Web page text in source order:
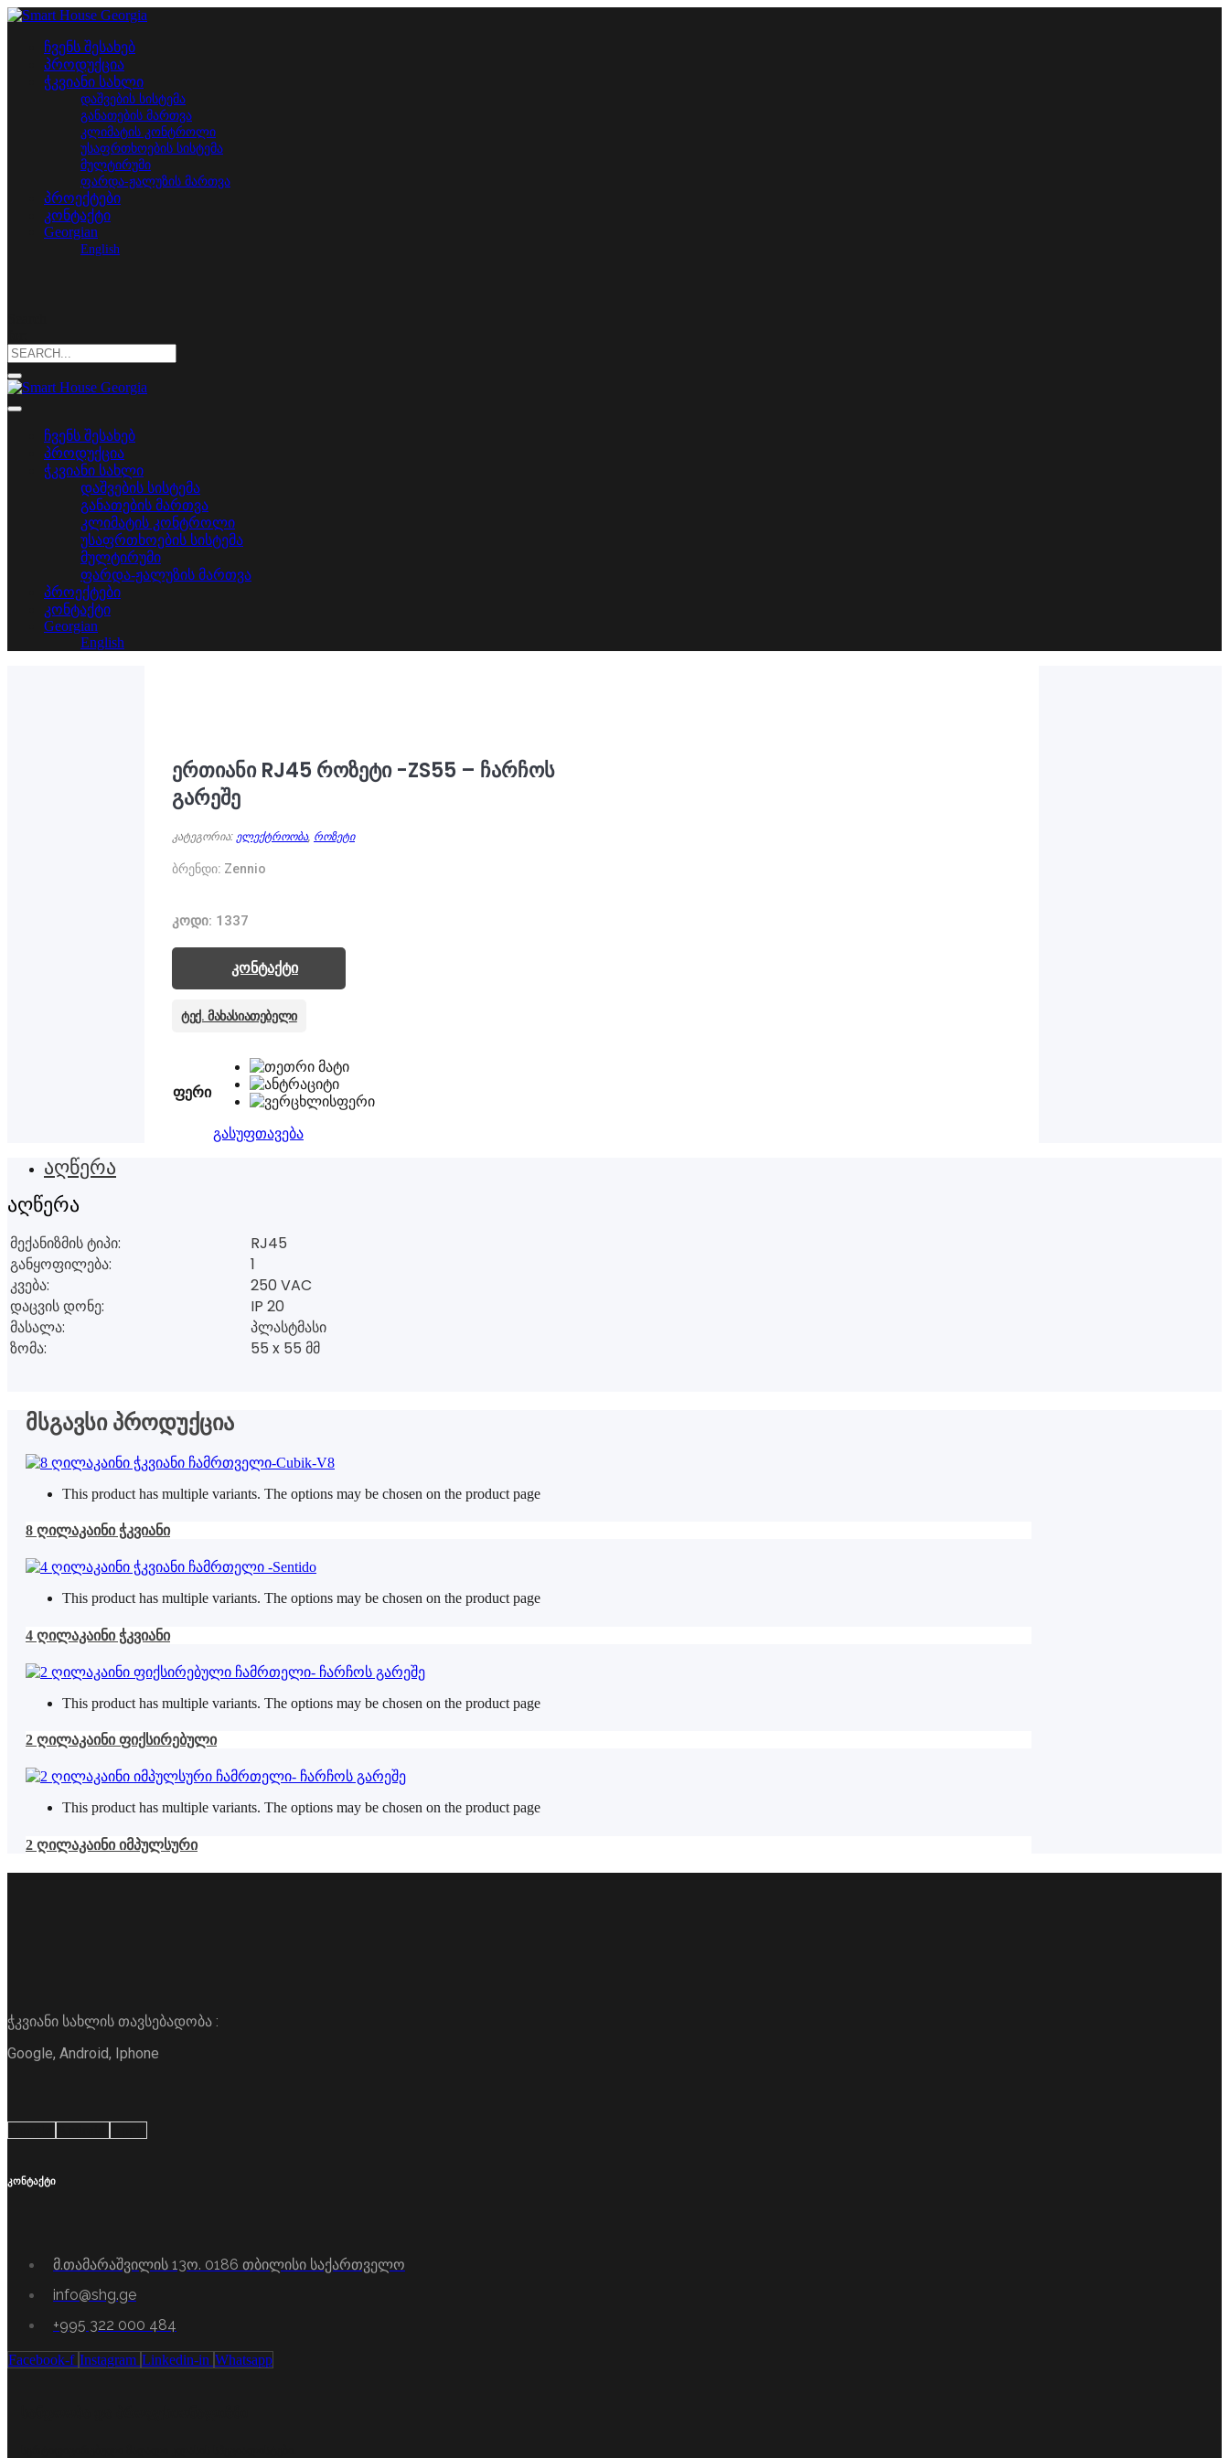
ჩვენს შესახებ
პროდუქცია
ჭკვიანი სახლი
დაშვების სისტემა
განათების მართვა
კლიმატის კონტროლი
უსაფრთხოების სისტემა
მულტირუმი
ფარდა-ჟალუზის მართვა
პროექტები
კონტაქტი
Georgian
English
ჩვენს შესახებ
პროდუქცია
ჭკვიანი სახლი
დაშვების სისტემა
განათების მართვა
კლიმატის კონტროლი
უსაფრთხოების სისტემა
მულტირუმი
ფარდა-ჟალუზის მართვა
პროექტები
კონტაქტი
Georgian
English
ერთიანი RJ45 როზეტი -ZS55 – ჩარჩოს
გარეშე
კატეგორია: ელექტროობა, როზეტი
ბრენდი: Zennio
კოდი: 1337
კონტაქტი
ტექ. მახასიათებელი
ფერი
გასუფთავება
აღწერა
აღწერა
მექანიზმის ტიპი:
RJ45
განყოფილება:
1
კვება:
250 VAC
დაცვის დონე:
IP 20
მასალა:
პლასტმასი
ზომა:
55 x 55 მმ
მსგავსი პროდუქცია
This product has multiple variants. The options may be chosen on the product page
8 ღილაკაინი ჭკვიანი
This product has multiple variants. The options may be chosen on the product page
4 ღილაკაინი ჭკვიანი
This product has multiple variants. The options may be chosen on the product page
2 ღილაკაინი ფიქსირებული
This product has multiple variants. The options may be chosen on the product page
2 ღილაკაინი იმპულსური
ჭკვიანი სახლის თავსებადობა :
Google, Android, Iphone
კონტაქტი
მ.თამარაშვილის 13ო. 0186 თბილისი საქართველო
info@shg.ge
+995 322 000 484
Facebook-f Instagram Linkedin-in Whatsapp